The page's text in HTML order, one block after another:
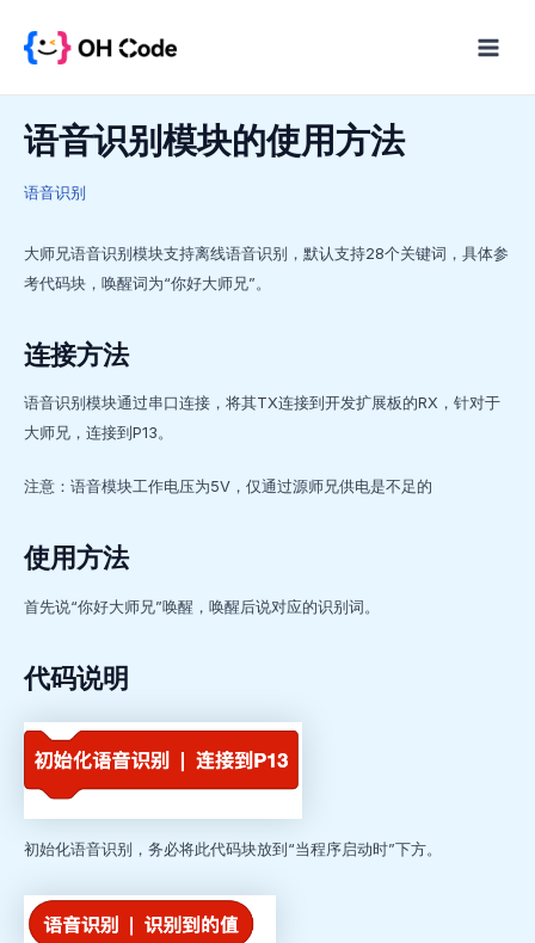
Main
语音识别模块的使用方法
语音识别
大师兄语音识别模块支持离线语音识别，默认支持28个关键词，具体参
考代码块，唤醒词为“你好大师兄”。
连接方法
语音识别模块通过串口连接，将其TX连接到开发扩展板的RX，针对于
大师兄，连接到P13。
注意：语音模块工作电压为5V，仅通过源师兄供电是不足的
使用方法
首先说“你好大师兄”唤醒，唤醒后说对应的识别词。
代码说明
初始化语音识别，务必将此代码块放到“当程序启动时”下方。